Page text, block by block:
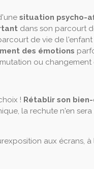
situation psycho-
dans son parcourt
de vie de l'enfant
des émotions
ou changement
! Rétablir son
la rechute n'en
aux écrans,